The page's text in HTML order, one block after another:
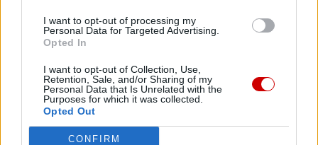
I want to opt-out of processing my
Personal Data for Targeted Advertising.
Opted In
I want to opt-out of Collection, Use,
Retention, Sale, and/or Sharing of my
Personal Data that Is Unrelated with the
Purposes for which it was collected.
Opted Out
CONFIRM